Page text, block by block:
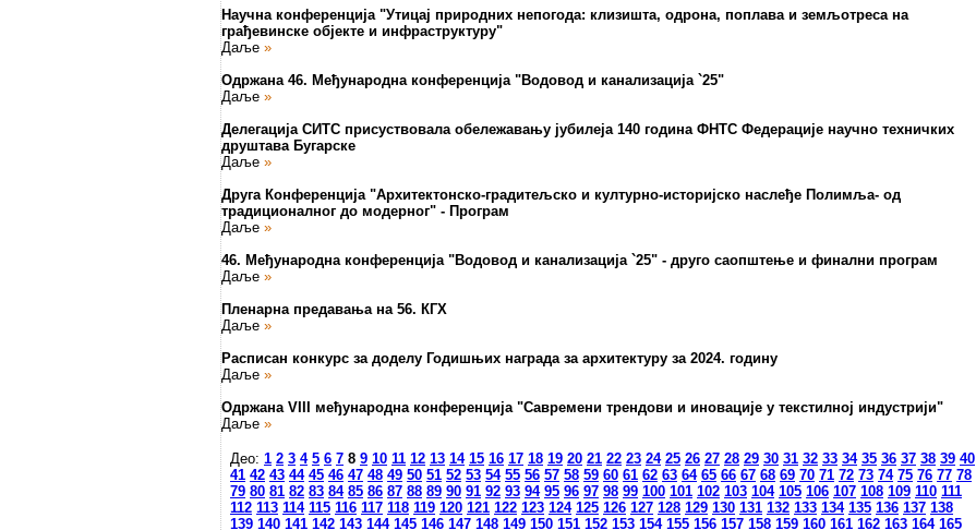
Научна конференција "Утицај природних непогода: клизишта, одрона, поплава и земљотреса на
грађевинске објекте и инфраструктуру"
Даље »
Одржана 46. Међународна конференција "Водовод и канализација `25"
Даље »
Делегација СИТС присуствовала обележавању јубилеја 140 година ФНТС Федерације научно техничких
друштава Бугарске
Даље »
Друга Конференција "Архитектонско-градитељско и културно-историјско наслеђе Полимља- од
традиционалног до модерног" - Програм
Даље »
46. Међународна конференција "Водовод и канализација `25" - друго саопштење и финални програм
Даље »
Пленарна предавања на 56. КГХ
Даље »
Расписан конкурс за доделу Годишњих награда за архитектуру за 2024. годину
Даље »
Одржана VIII међународна конференција "Савремени трендови и иновације у текстилној индустрији"
Даље »
Део: 1 2 3 4 5 6 7 8 9 10 11 12 13 14 15 16 17 18 19 20 21 22 23 24 25 26 27 28 29 30 31 32 33 34 35 36 37 38 39 40
41 42 43 44 45 46 47 48 49 50 51 52 53 54 55 56 57 58 59 60 61 62 63 64 65 66 67 68 69 70 71 72 73 74 75 76 77 78
79 80 81 82 83 84 85 86 87 88 89 90 91 92 93 94 95 96 97 98 99 100 101 102 103 104 105 106 107 108 109 110 111
112 113 114 115 116 117 118 119 120 121 122 123 124 125 126 127 128 129 130 131 132 133 134 135 136 137 138
139 140 141 142 143 144 145 146 147 148 149 150 151 152 153 154 155 156 157 158 159 160 161 162 163 164 165